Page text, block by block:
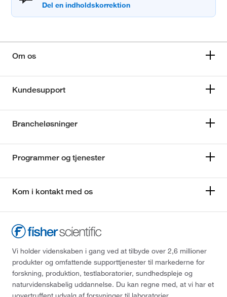
Om os
Kundesupport
Brancheløsninger
Programmer og tjenester
Kom i kontakt med os
Vi holder videnskaben i gang ved at tilbyde over 2,6 millioner
produkter og omfattende supporttjenester til markederne for
forskning, produktion, testlaboratorier, sundhedspleje og
naturvidenskabelig uddannelse. Du kan regne med, at vi har et